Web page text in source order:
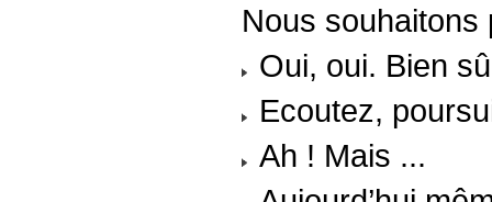
Nous souhaitons
Oui, oui. Bien
Ecoutez,
Ah ! Mais ...